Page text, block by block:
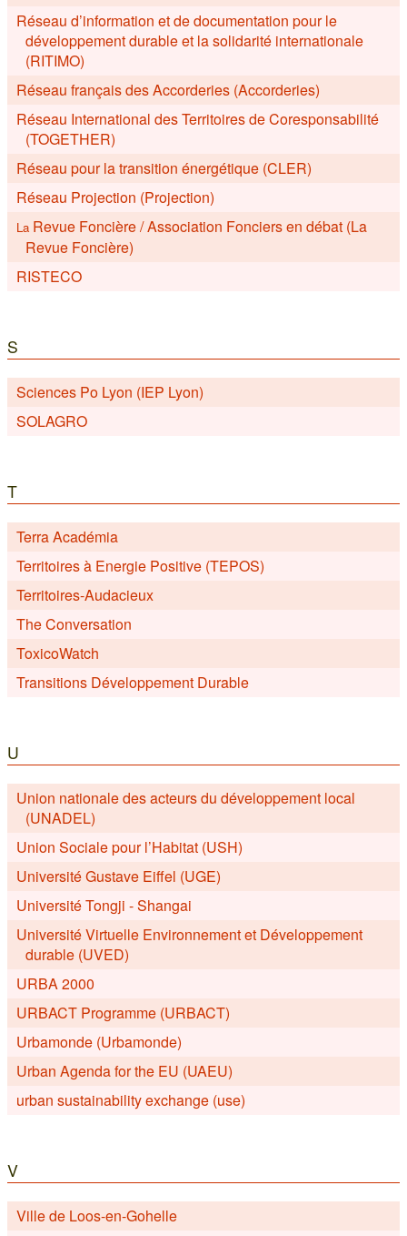
Réseau d’information et de documentation pour le
développement durable et la solidarité internationale
(RITIMO)
Réseau français des Accorderies (Accorderies)
Réseau International des Territoires de Coresponsabilité
(TOGETHER)
Réseau pour la transition énergétique (CLER)
Réseau Projection (Projection)
La Revue Foncière / Association Fonciers en débat (La
Revue Foncière)
RISTECO
S
Sciences Po Lyon (IEP Lyon)
SOLAGRO
T
Terra Académia
Territoires à Energie Positive (TEPOS)
Territoires-Audacieux
The Conversation
ToxicoWatch
Transitions Développement Durable
U
Union nationale des acteurs du développement local
(UNADEL)
Union Sociale pour l’Habitat (USH)
Université Gustave Eiffel (UGE)
Université Tongji - Shangai
Université Virtuelle Environnement et Développement
durable (UVED)
URBA 2000
URBACT Programme (URBACT)
Urbamonde (Urbamonde)
Urban Agenda for the EU (UAEU)
urban sustainability exchange (use)
V
Ville de Loos-en-Gohelle